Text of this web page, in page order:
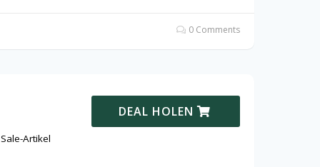
0 Comments
Artikel
DEAL HOLEN